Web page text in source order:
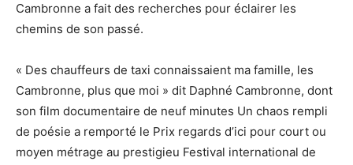
Cambronne a fait des recherches pour éclairer les
chemins de son passé.
« Des chauffeurs de taxi connaissaient ma famille, les
Cambronne, plus que moi » dit Daphné Cambronne, dont
son film documentaire de neuf minutes Un chaos rempli
de poésie a remporté le Prix regards d’ici pour court ou
moyen métrage au prestigieu Festival international de